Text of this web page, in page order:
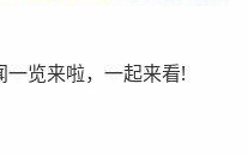
览来啦，一起来看!